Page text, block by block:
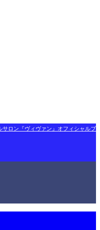
ロン『ヴィヴァン』オフィシャルブ